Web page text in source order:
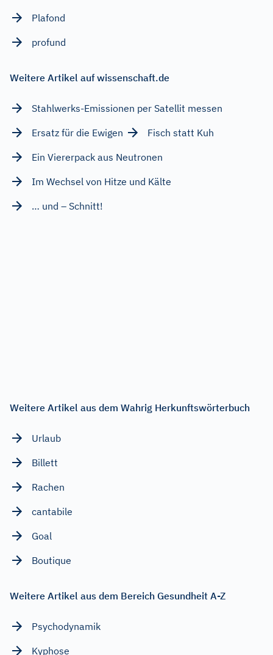
Plafond
profund
Weitere Artikel auf wissenschaft.de
Stahlwerks-Emissionen per Satellit messen
Ersatz für die Ewigen
Fisch statt Kuh
Ein Viererpack aus Neutronen
Im Wechsel von Hitze und Kälte
… und – Schnitt!
Weitere Artikel aus dem Wahrig Herkunftswörterbuch
Urlaub
Billett
Rachen
cantabile
Goal
Boutique
Weitere Artikel aus dem Bereich Gesundheit A-Z
Psychodynamik
Kyphose